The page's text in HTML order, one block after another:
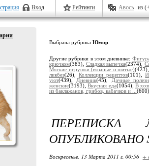
Вход Рейтинги Авось из
Выбрана рубрика Юмор
Другие рубрики в этом дневнике:
крючком(383), Сладкая выпечка(2374),
Мягкие игрушки (вязаные и шитые)(423),
ликбез(26),Коллекции рецептов(101),
уют(439), Дневник(45), Дачные
женские(3193),Вкусная еда(1054), В
из баклажанов, грибов, кабачков и ...
ПЕРЕПИСКА
ОПУБЛИКОВАНО
Воскресенье, 13 Марта 2011 г. 00:56 +